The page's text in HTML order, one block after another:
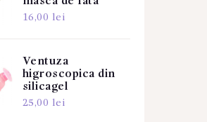
16,00 lei
Ventuza
higroscopica din
silicagel
25,00 lei